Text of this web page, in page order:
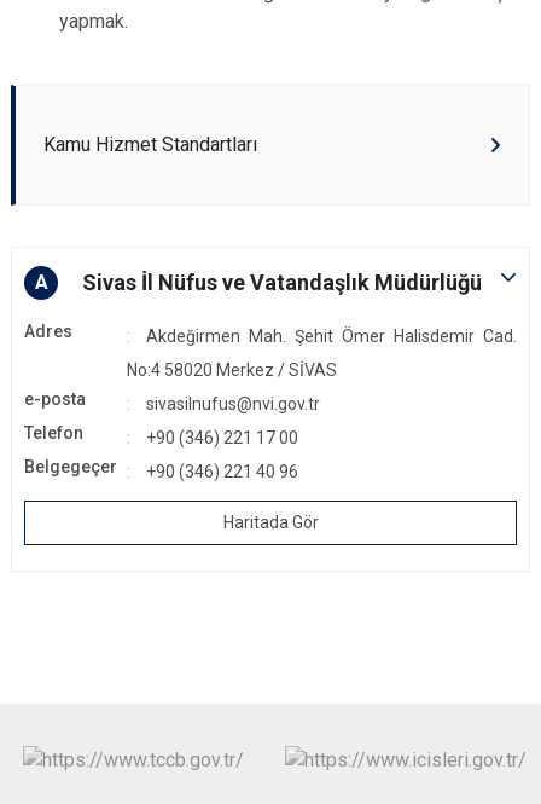
yapmak.
Kamu Hizmet Standartları
A Sivas İl Nüfus ve Vatandaşlık Müdürlüğü
Adres
Akdeğirmen Mah. Şehit Ömer Halisdemir Cad.
No:4 58020 Merkez / SİVAS
e-posta
sivasilnufus@nvi.gov.tr
Telefon
+90 (346) 221 17 00
Belgegeçer
+90 (346) 221 40 96
Haritada Gör